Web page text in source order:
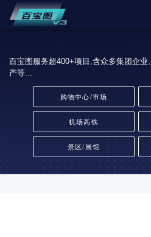
百宝图服务超400+项目,含众多集团企
产等...
购物中心/市场
机场高铁
景区/展馆